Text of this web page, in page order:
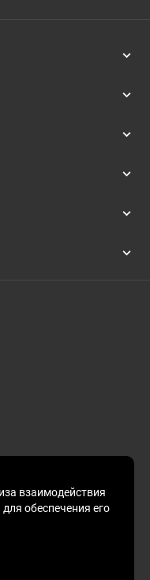
согласие на обработку
данных, в соответствии
взаимодействия
обеспечения его